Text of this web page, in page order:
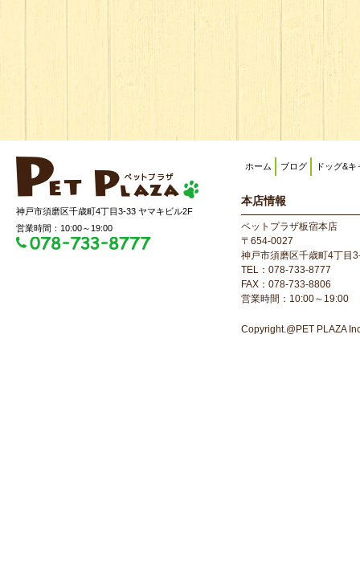
神戸市須磨区千歳町4丁目3-33 ヤマキビル2F
営業時間：10:00～19:00
ホーム ブログ ドッグ&キ
本店情報
ペットプラザ板宿本店
〒654-0027
神戸市須磨区千歳町4丁目
TEL：078-733-8777
FAX：078-733-8806
営業時間：10:00～19:00
Copyright.@PET PLAZA